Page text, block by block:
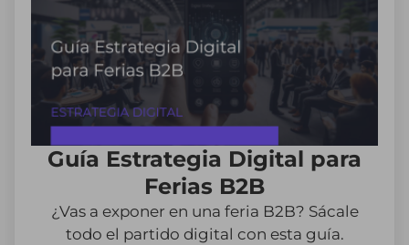
Guía Estrategia Digital para
Ferias B2B
¿Vas a exponer en una feria B2B? Sácale
todo el partido digital con esta guía.